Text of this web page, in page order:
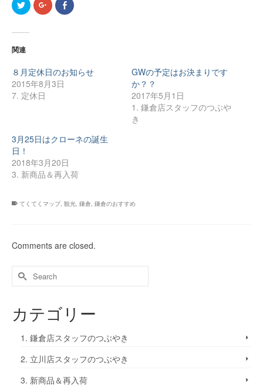
ク
リ
し
有
(新
し
い
ウ
ィ
開
き
す)
ク
リ
有
(新
し
い
開
き
す)
Facebook
で
リ
ッ
し
い
ド
ウ
き
ま
関連
８月定休日のお知らせ
2015年8月3日
7. 定休日
GWの予定はお決まりです
か？？
2017年5月1日
1. 鎌倉店スタッフのつぶや
き
3月25日はクローネの誕生
日！
2018年3月20日
3. 新商品＆再入荷
てくてくマップ, 観光, 鎌倉, 鎌倉のおすすめ
Comments are closed.
カテゴリー
1. 鎌倉店スタッフのつぶやき
2. 立川店スタッフのつぶやき
3. 新商品＆再入荷